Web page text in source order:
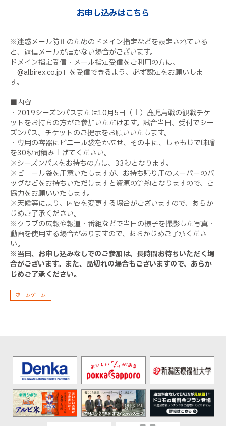
お申し込みはこちら
※迷惑メール防止のためのドメイン指定などを設定されている
と、返信メールが届かない場合がございます。
ドメイン指定受信・メール指定受信をご利用の方は、
「@albirex.co.jp」を受信できるよう、必ず設定をお願いしま
す。
■内容
・2019シーズンパスまたは10月5日（土）鹿児島戦の観戦チケ
ットをお持ちの方がご参加いただけます。試合当日、受付でシー
ズンパス、チケットのご提示をお願いいたします。
・専用の容器にビニール袋をかぶせ、その中に、しゃもじで味噌
を30秒間積み上げてください。
※シーズンパスをお持ちの方は、33秒となります。
※ビニール袋を用意いたしますが、お持ち帰り用のスーパーのバ
ッグなどをお持ちいただけますと資源の節約となりますので、ご
協力をお願いいたします。
※天候等により、内容を変更する場合がございますので、あらか
じめご了承ください。
※クラブの広報や報道・番組などで当日の様子を撮影した写真・
動画を使用する場合がありますので、あらかじめご了承くださ
い。
※当日、お申し込みなしでのご参加は、長時間お待ちいただく場
合がございます。また、品切れの場合もございますので、あらか
じめご了承ください。
ホームゲーム